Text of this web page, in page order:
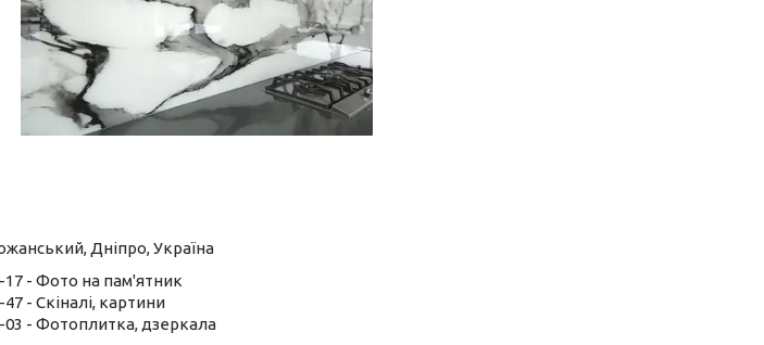
Дніпро, Україна
17
Фото на пам'ятник
47
Скіналі, картини
03
Фотоплитка, дзеркала